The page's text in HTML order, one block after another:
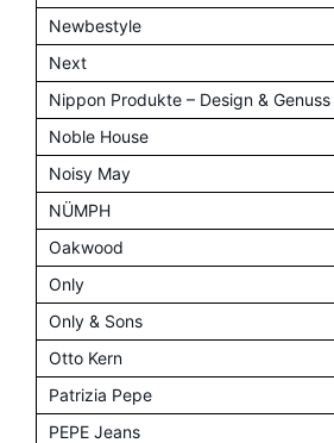
Newbestyle
Next
Nippon Produkte – Design &
Noble House
Noisy May
NÜMPH
Oakwood
Only
Only & Sons
Otto Kern
Patrizia Pepe
PEPE Jeans